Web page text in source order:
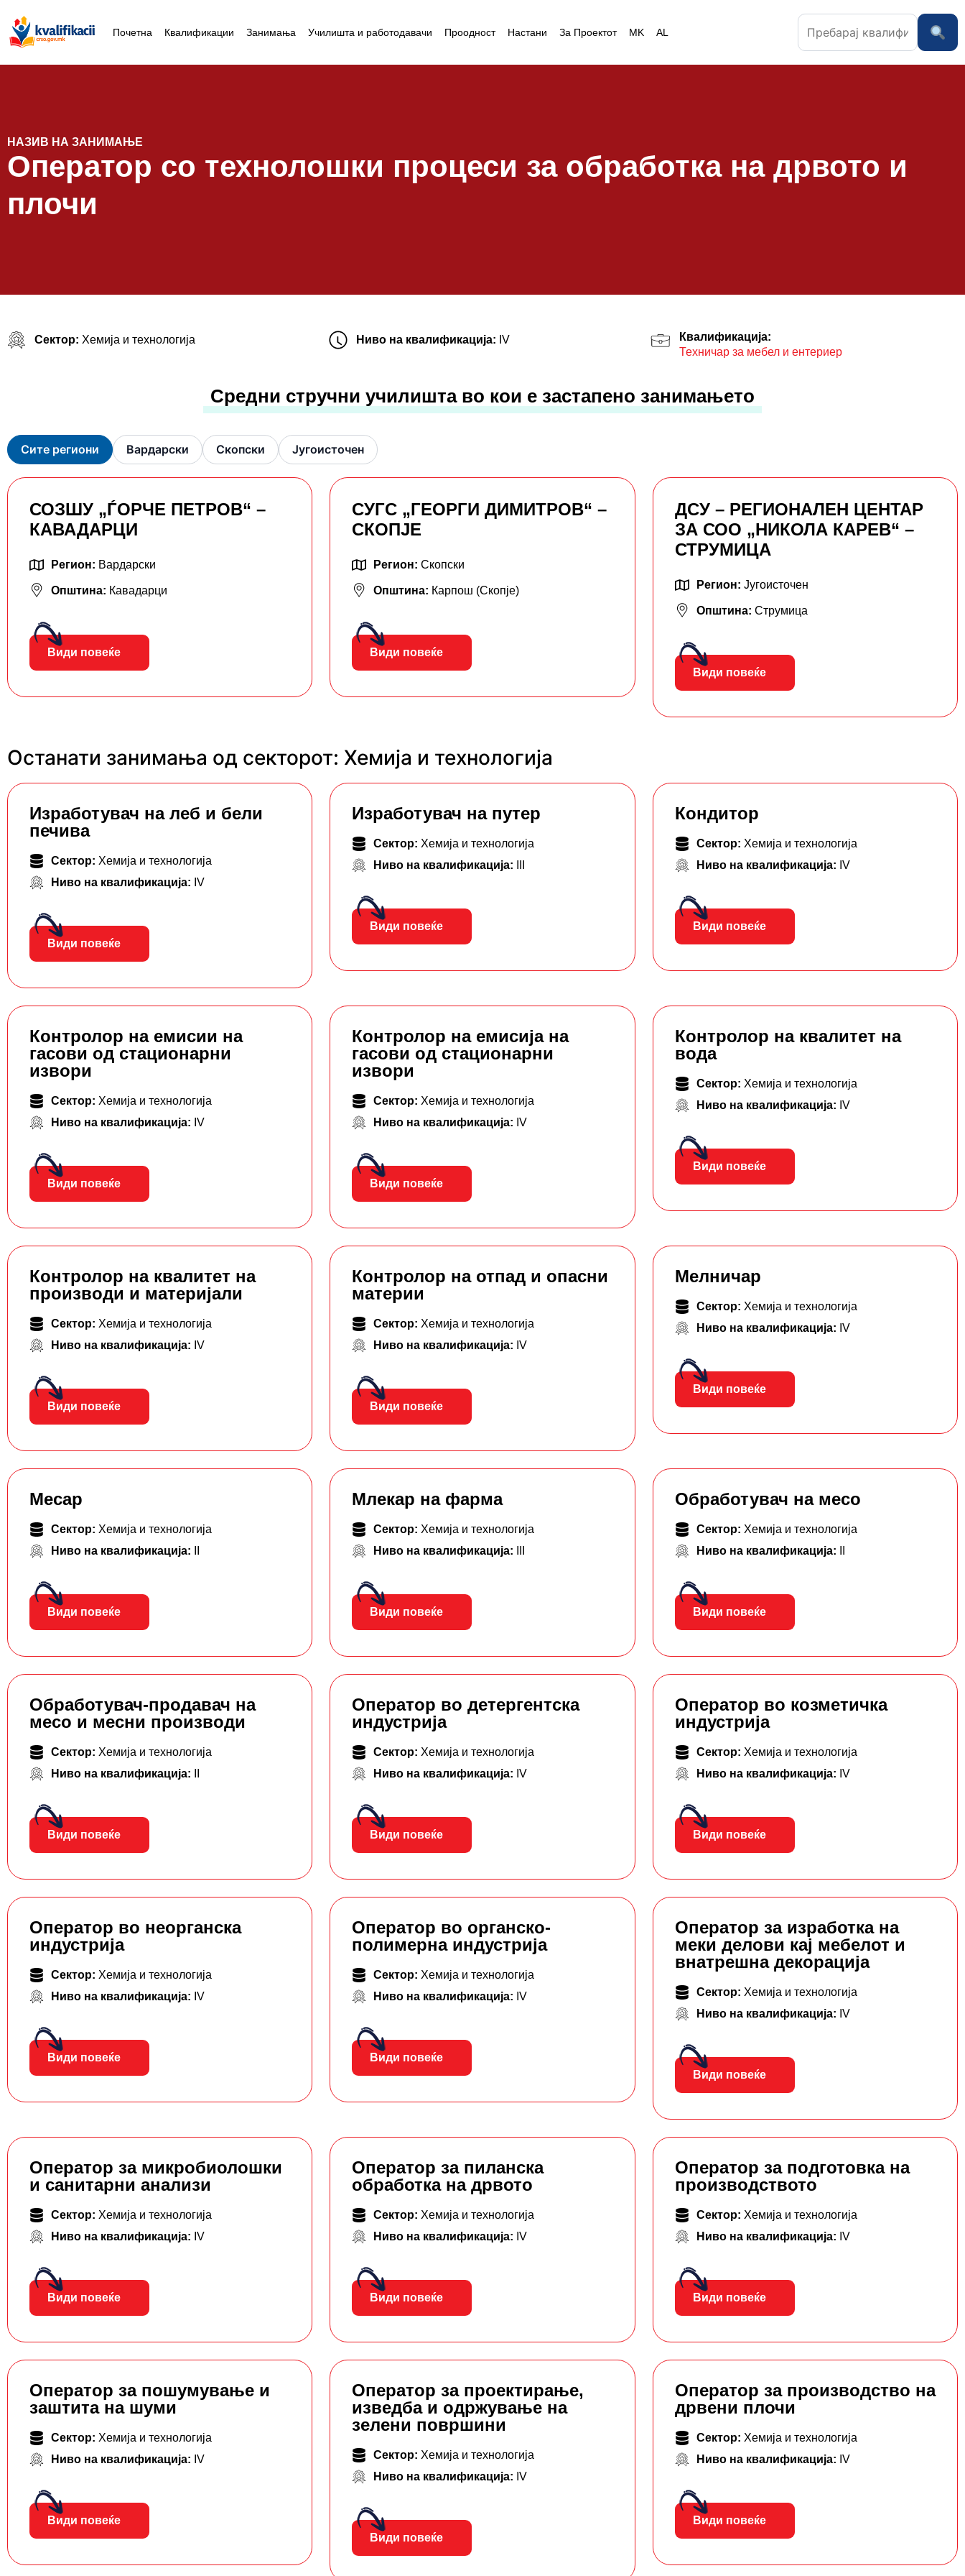
Почетна Квалификации Занимања Училишта и работодавачи Проодност Настани За Проектот MK AL
НАЗИВ НА ЗАНИМАЊЕ
Оператор со технолошки процеси за обработка на дрвото и
плочи
Сектор: Хемија и технологија Ниво на квалификација: IV
Квалификација:
Техничар за мебел и ентериер
Средни стручни училишта во кои е застапено занимањето
Сите региони Вардарски Скопски Југоисточен
СОЗШУ „ЃОРЧЕ ПЕТРОВ“ –
КАВАДАРЦИ
Регион: Вардарски
Општина: Кавадарци
Види повеќе
СУГС „ГЕОРГИ ДИМИТРОВ“ –
СКОПЈЕ
Регион:Скопски
Општина: Карпош (Скопје)
Види повеќе
ДСУ – РЕГИОНАЛЕН ЦЕНТАР
ЗА СОО „НИКОЛА КАРЕВ“ –
СТРУМИЦА
Регион: Југоисточен
Општина: Струмица
Види повеќе
Останати занимања од секторот: Хемија и технологија
Изработувач на леб и бели
печива
Сектор: Хемија и технологија
Ниво на квалификација: IV
Види повеќе
Изработувач на путер
Сектор: Хемија и технологија
Ниво на квалификација:
Види повеќе
Кондитор
Сектор: Хемија и технологија
Ниво на квалификација: IV
Види повеќе
Контролор на емисии на
гасови од стационарни
извори
Сектор: Хемија и технологија
Ниво на квалификација: IV
Види повеќе
Контролор на емисија на
гасови од стационарни
извори
Сектор: Хемија и технологија
Ниво на квалификација: IV
Види повеќе
Контролор на квалитет на
вода
Сектор: Хемија и технологија
Ниво на квалификација: IV
Види повеќе
Контролор на квалитет на
производи и материјали
Сектор: Хемија и технологија
Ниво на квалификација: IV
Види повеќе
Контролор на отпад и опасни
материи
Сектор: Хемија и технологија
Ниво на квалификација: IV
Види повеќе
Мелничар
Сектор: Хемија и технологија
Ниво на квалификација: IV
Види повеќе
Месар
Сектор: Хемија и технологија
Ниво на квалификација:
Види повеќе
Млекар на фарма
Сектор: Хемија и технологија
Ниво на квалификација:
Види повеќе
Обработувач на месо
Сектор: Хемија и технологија
Ниво на квалификација:
Види повеќе
Обработувач-продавач на
месо и месни производи
Сектор: Хемија и технологија
Ниво на квалификација:
Види повеќе
Оператор во детергентска
индустрија
Сектор: Хемија и технологија
Ниво на квалификација: IV
Види повеќе
Оператор во козметичка
индустрија
Сектор: Хемија и технологија
Ниво на квалификација: IV
Види повеќе
Оператор во неорганска
индустрија
Сектор: Хемија и технологија
Ниво на квалификација: IV
Види повеќе
Оператор во органско-
полимерна индустрија
Сектор: Хемија и технологија
Ниво на квалификација: IV
Види повеќе
Оператор за изработка на
меки делови кај мебелот и
внатрешна декорација
Сектор: Хемија и технологија
Ниво на квалификација: IV
Види повеќе
Оператор за микробиолошки
и санитарни анализи
Сектор: Хемија и технологија
Ниво на квалификација: IV
Види повеќе
Оператор за пиланска
обработка на дрвото
Сектор: Хемија и технологија
Ниво на квалификација: IV
Види повеќе
Оператор за подготовка на
производството
Сектор: Хемија и технологија
Ниво на квалификација: IV
Види повеќе
Оператор за пошумување и
заштита на шуми
Сектор: Хемија и технологија
Ниво на квалификација: IV
Види повеќе
Оператор за проектирање,
изведба и одржување на
зелени површини
Сектор: Хемија и технологија
Ниво на квалификација: IV
Види повеќе
Оператор за производство на
дрвени плочи
Сектор: Хемија и технологија
Ниво на квалификација: IV
Види повеќе